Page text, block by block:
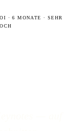
· 6 MONATE · SEHR